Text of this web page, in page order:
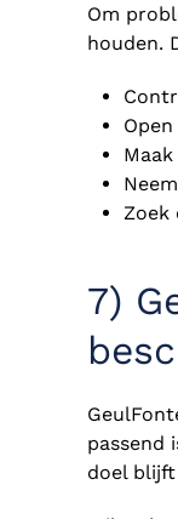
Om
houden.
Zoek
7)
passend
doel